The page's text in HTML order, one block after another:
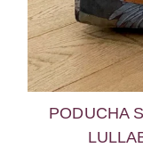
PODUCHA